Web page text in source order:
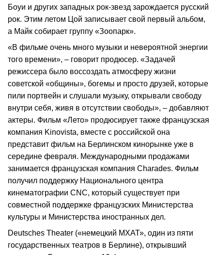
Боуи и других западных рок-звезд зарождается русский
рок. Этим летом Цой записывает свой первый альбом,
а Майк собирает группу «Зоопарк».
«В фильме очень много музыки и невероятной энергии
того времени», – говорит продюсер. «Задачей
режиссера было воссоздать атмосферу жизни
советской «общины», богемы и просто друзей, которые
пили портвейн и слушали музыку, открывали свободу
внутри себя, живя в отсутствии свободы», – добавляют
актеры. Фильм «Лето» продюсирует также французская
компания Kinovista, вместе с российской она
представит фильм на Берлинском кинорынке уже в
середине февраля. Международными продажами
занимается французская компания Charades. Фильм
получил поддержку Национального центра
кинематографии CNC, который существует при
совместной поддержке французских Министерства
культуры и Министерства иностранных дел.
Deutsches Theater («немецкий МХАТ», один из пяти
государственных театров в Берлине), открывший